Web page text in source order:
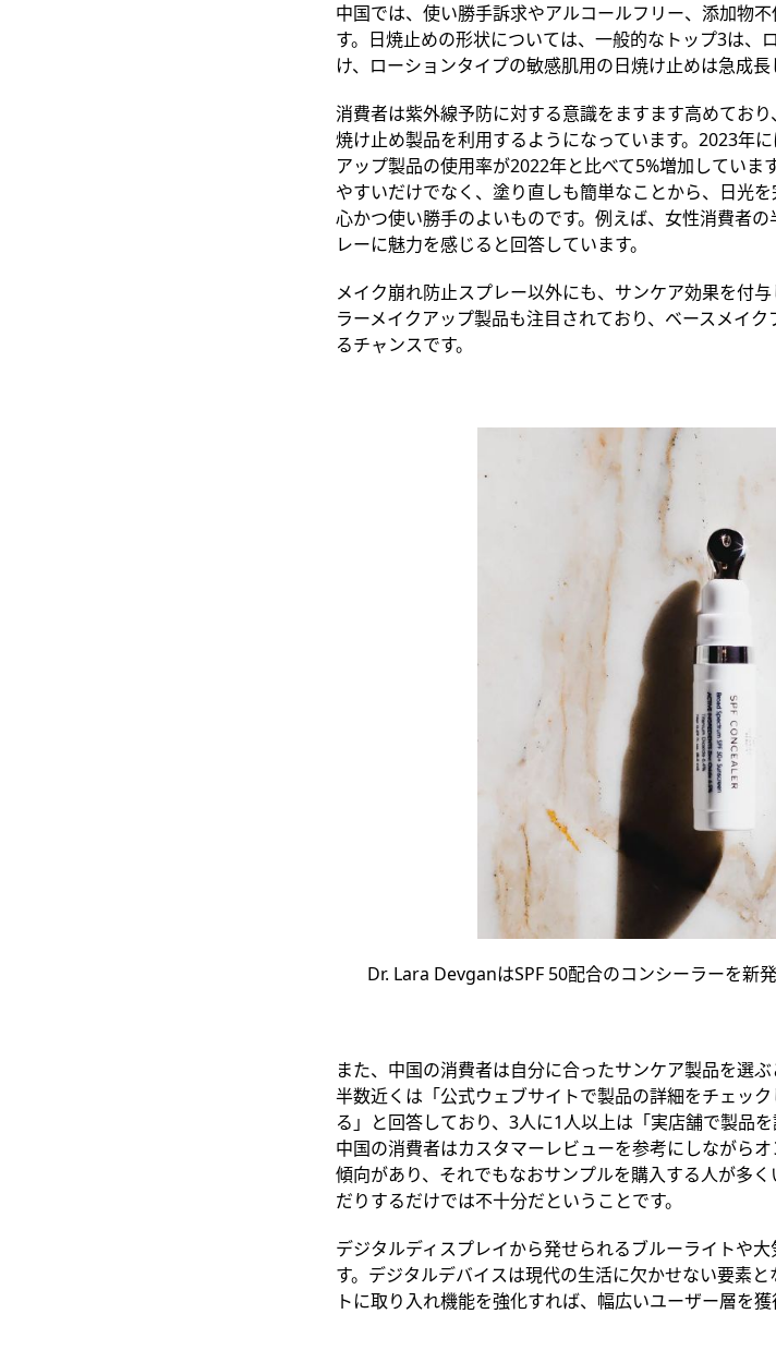
中国では、 使い勝手訴求やアルコールフリー、添加物
す。 日焼止めの形状については、一般的なトップ3は、
け、 ローションタイプの敏感肌用の日焼け止めは急成長
消費者は紫外線予防に対する意識をますます高めてお
焼け止め製品を利用するようになっています。2023年
アップ製品の使用率が2022年と比べて5%増加してい
やすいだけでなく、塗り直しも簡単なことから、日光
心かつ使い勝手のよいものです。 例えば、 女性消費者の
レーに魅力を感じると回答しています。
メイク崩れ防止スプレー以外にも、 サンケア効果を付
ラーメイクアップ製品も注目されており、ベースメイ
るチャンスです。
Dr. Lara DevganはSPF 50配合のコンシーラーを新
また、中国の消費者は自分に合ったサンケア製品を選
半数近くは「公式ウェブサイトで製品の詳細をチェッ
る」と回答しており、3人に1人以上は「実店舗で製品
中国の消費者はカスタマーレビューを参考にしながら
傾向があり、それでもなおサンプルを購入する人が多く
だりするだけでは不十分だということです。
デジタルディスプレイから発せられるブルーライトや
す。デジタルデバイスは現代の生活に欠かせない要素
トに取り入れ機能を強化すれば、 幅広いユーザー層を獲